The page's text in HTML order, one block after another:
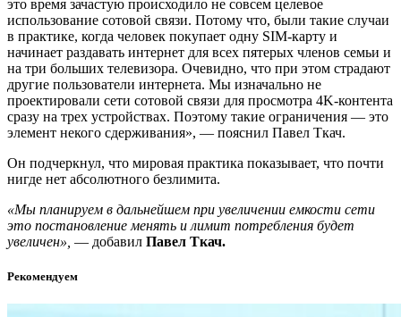
это время зачастую происходило не совсем целевое
использование сотовой связи. Потому что, были такие случаи
в практике, когда человек покупает одну SIM-карту и
начинает раздавать интернет для всех пятерых членов семьи и
на три больших телевизора. Очевидно, что при этом страдают
другие пользователи интернета. Мы изначально не
проектировали сети сотовой связи для просмотра 4K-контента
сразу на трех устройствах. Поэтому такие ограничения — это
элемент некого сдерживания», — пояснил Павел Ткач.
Он подчеркнул, что мировая практика показывает, что почти
нигде нет абсолютного безлимита.
«Мы планируем в дальнейшем при увеличении емкости сети
это постановление менять и лимит потребления будет
увеличен», — добавил Павел Ткач.
Рекомендуем